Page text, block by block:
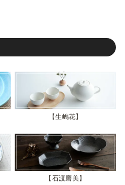
生嶋花
石渡磨美